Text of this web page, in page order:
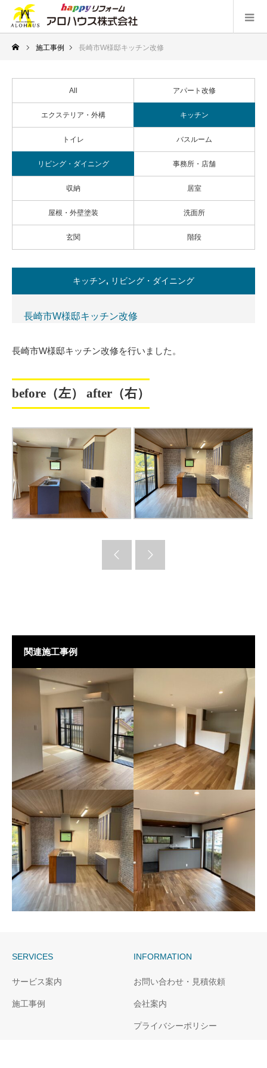
施工事例 長崎市W様邸キッチン改修
All アパート改修
エクステリア・外構 キッチン
トイレ バスルーム
リビング・ダイニング 事務所・店舗
収納 居室
屋根・外壁塗装 洗面所
玄関 階段
キッチン, リビング・ダイニング
長崎市W様邸キッチン改修
長崎市W様邸キッチン改修を行いました。
before（左） after（右）
関連施工事例
長崎市I様邸リビング和室
長崎市I様邸和室→リビン
グ変更
修
長崎市S様邸LDK改修
SERVICES
サービス案内
施工事例
INFORMATION
お問い合わせ・見積依頼
会社案内
プライバシーポリシー